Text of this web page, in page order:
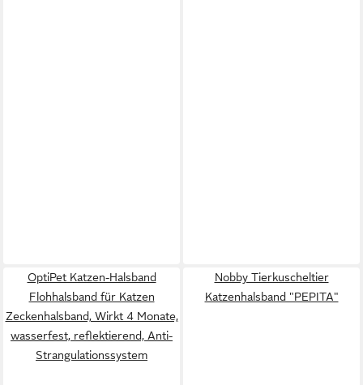
OptiPet Katzen-Halsband
Flohhalsband für Katzen
Zeckenhalsband, Wirkt 4 Monate,
wasserfest, reflektierend, Anti-
Strangulationssystem
Nobby Tierkuscheltier
Katzenhalsband "PEPITA"